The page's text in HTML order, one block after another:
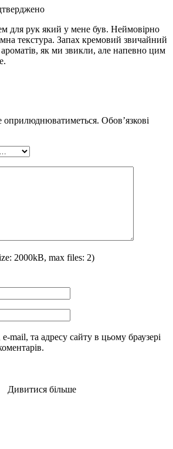
для рук який у мене був. Неймовірно
текстура. Запах кремовий звичайний
ароматів, як ми звикли, але напевно цим
оприлюднюватиметься. Обов’язкові
2000kB, max files: 2)
mail, та адресу сайту в цьому браузері
Дивитися більше